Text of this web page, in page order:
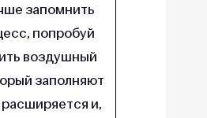
запомнить
попробуй
воздушный
заполняют
и,